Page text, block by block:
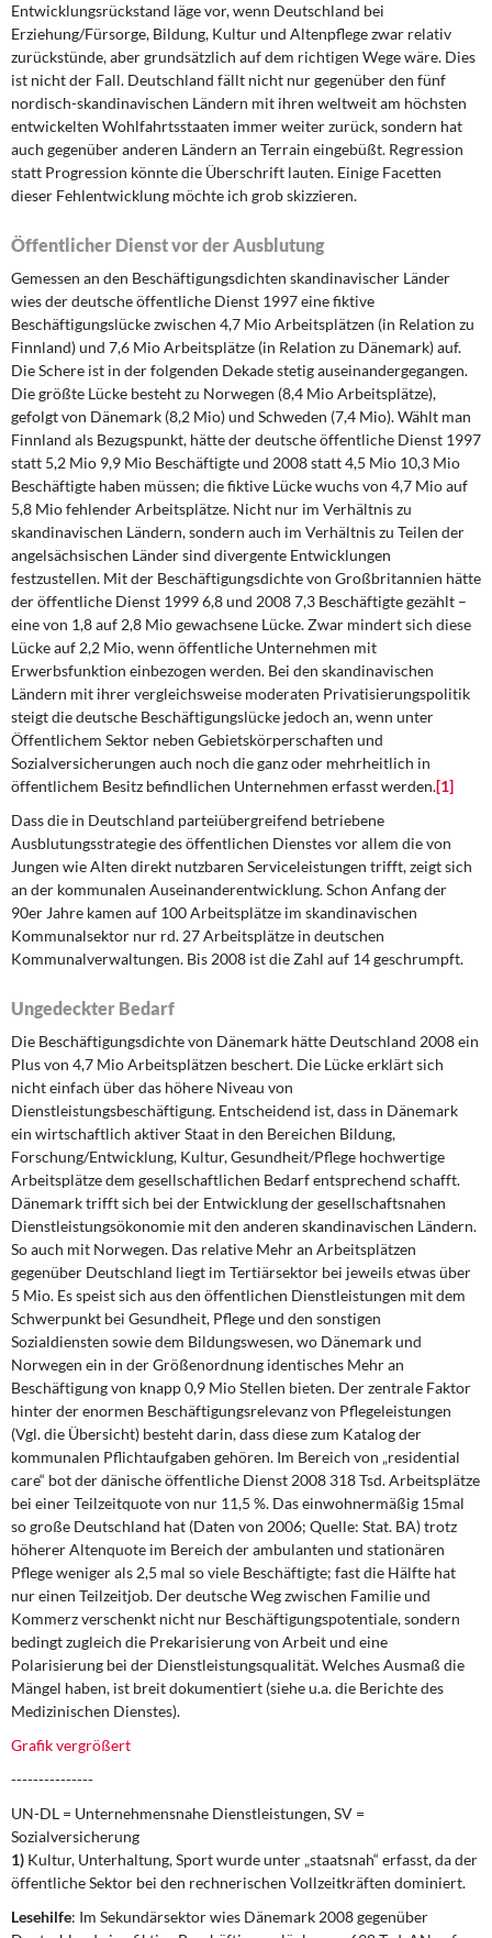
Entwicklungsrückstand läge vor, wenn Deutschland bei
Erziehung/Fürsorge, Bildung, Kultur und Altenpflege zwar relativ
zurückstünde, aber grundsätzlich auf dem richtigen Wege wäre. Dies
ist nicht der Fall. Deutschland fällt nicht nur gegenüber den fünf
nordisch-skandinavischen Ländern mit ihren weltweit am höchsten
entwickelten Wohlfahrtsstaaten immer weiter zurück, sondern hat
auch gegenüber anderen Ländern an Terrain eingebüßt. Regression
statt Progression könnte die Überschrift lauten. Einige Facetten
dieser Fehlentwicklung möchte ich grob skizzieren.
Öffentlicher Dienst vor der Ausblutung
Gemessen an den Beschäftigungsdichten skandinavischer Länder
wies der deutsche öffentliche Dienst 1997 eine fiktive
Beschäftigungslücke zwischen 4,7 Mio Arbeitsplätzen (in Relation zu
Finnland) und 7,6 Mio Arbeitsplätze (in Relation zu Dänemark) auf.
Die Schere ist in der folgenden Dekade stetig auseinandergegangen.
Die größte Lücke besteht zu Norwegen (8,4 Mio Arbeitsplätze),
gefolgt von Dänemark (8,2 Mio) und Schweden (7,4 Mio). Wählt man
Finnland als Bezugspunkt, hätte der deutsche öffentliche Dienst 1997
statt 5,2 Mio 9,9 Mio Beschäftigte und 2008 statt 4,5 Mio 10,3 Mio
Beschäftigte haben müssen; die fiktive Lücke wuchs von 4,7 Mio auf
5,8 Mio fehlender Arbeitsplätze. Nicht nur im Verhältnis zu
skandinavischen Ländern, sondern auch im Verhältnis zu Teilen der
angelsächsischen Länder sind divergente Entwicklungen
festzustellen. Mit der Beschäftigungsdichte von Großbritannien hätte
der öffentliche Dienst 1999 6,8 und 2008 7,3 Beschäftigte gezählt –
eine von 1,8 auf 2,8 Mio gewachsene Lücke. Zwar mindert sich diese
Lücke auf 2,2 Mio, wenn öffentliche Unternehmen mit
Erwerbsfunktion einbezogen werden. Bei den skandinavischen
Ländern mit ihrer vergleichsweise moderaten Privatisierungspolitik
steigt die deutsche Beschäftigungslücke jedoch an, wenn unter
Öffentlichem Sektor neben Gebietskörperschaften und
Sozialversicherungen auch noch die ganz oder mehrheitlich in
öffentlichem Besitz befindlichen Unternehmen erfasst werden.[1]
Dass die in Deutschland parteiübergreifend betriebene
Ausblutungsstrategie des öffentlichen Dienstes vor allem die von
Jungen wie Alten direkt nutzbaren Serviceleistungen trifft, zeigt sich
an der kommunalen Auseinanderentwicklung. Schon Anfang der
90er Jahre kamen auf 100 Arbeitsplätze im skandinavischen
Kommunalsektor nur rd. 27 Arbeitsplätze in deutschen
Kommunalverwaltungen. Bis 2008 ist die Zahl auf 14 geschrumpft.
Ungedeckter Bedarf
Die Beschäftigungsdichte von Dänemark hätte Deutschland 2008 ein
Plus von 4,7 Mio Arbeitsplätzen beschert. Die Lücke erklärt sich
nicht einfach über das höhere Niveau von
Dienstleistungsbeschäftigung. Entscheidend ist, dass in Dänemark
ein wirtschaftlich aktiver Staat in den Bereichen Bildung,
Forschung/Entwicklung, Kultur, Gesundheit/Pflege hochwertige
Arbeitsplätze dem gesellschaftlichen Bedarf entsprechend schafft.
Dänemark trifft sich bei der Entwicklung der gesellschaftsnahen
Dienstleistungsökonomie mit den anderen skandinavischen Ländern.
So auch mit Norwegen. Das relative Mehr an Arbeitsplätzen
gegenüber Deutschland liegt im Tertiärsektor bei jeweils etwas über
5 Mio. Es speist sich aus den öffentlichen Dienstleistungen mit dem
Schwerpunkt bei Gesundheit, Pflege und den sonstigen
Sozialdiensten sowie dem Bildungswesen, wo Dänemark und
Norwegen ein in der Größenordnung identisches Mehr an
Beschäftigung von knapp 0,9 Mio Stellen bieten. Der zentrale Faktor
hinter der enormen Beschäftigungsrelevanz von Pflegeleistungen
(Vgl. die Übersicht) besteht darin, dass diese zum Katalog der
kommunalen Pflichtaufgaben gehören. Im Bereich von „residential
care“ bot der dänische öffentliche Dienst 2008 318 Tsd. Arbeitsplätze
bei einer Teilzeitquote von nur 11,5 %. Das einwohnermäßig 15mal
so große Deutschland hat (Daten von 2006; Quelle: Stat. BA) trotz
höherer Altenquote im Bereich der ambulanten und stationären
Pflege weniger als 2,5 mal so viele Beschäftigte; fast die Hälfte hat
nur einen Teilzeitjob. Der deutsche Weg zwischen Familie und
Kommerz verschenkt nicht nur Beschäftigungspotentiale, sondern
bedingt zugleich die Prekarisierung von Arbeit und eine
Polarisierung bei der Dienstleistungsqualität. Welches Ausmaß die
Mängel haben, ist breit dokumentiert (siehe u.a. die Berichte des
Medizinischen Dienstes).
Grafik vergrößert
---------------
UN-DL = Unternehmensnahe Dienstleistungen, SV =
Sozialversicherung
1) Kultur, Unterhaltung, Sport wurde unter „staatsnah“ erfasst, da der
öffentliche Sektor bei den rechnerischen Vollzeitkräften dominiert.
Lesehilfe: Im Sekundärsektor wies Dänemark 2008 gegenüber